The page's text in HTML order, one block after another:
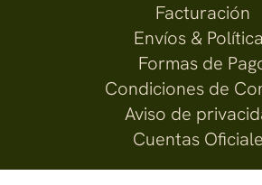
Facturación
Envíos &
Formas de
Condiciones de
Aviso de
Cuentas